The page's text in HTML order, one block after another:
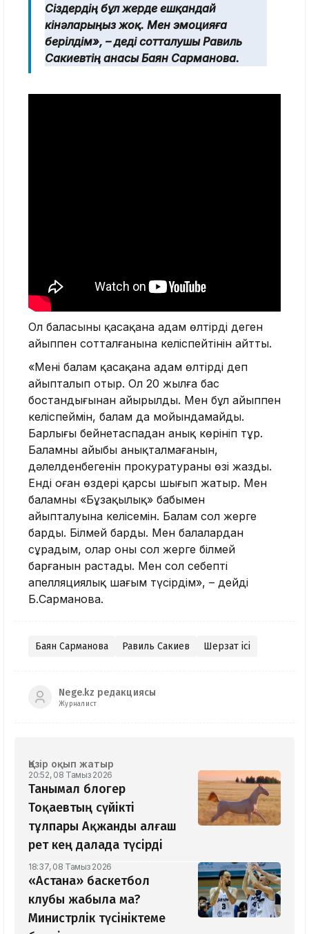
Сіздердің бұл жерде ешқандай
кінәларыңыз жоқ. Мен эмоцияға
берілдім», – деді сотталушы Равиль
Сакиевтің анасы Баян Сарманова.
Ол баласының қасақана адам өлтірді деген
айыппен сотталғанына келіспейтінін айтты.
«Менің балам қасақана адам өлтірді деп
айыпталып отыр. Ол 20 жылға бас
бостандығынан айырылды. Мен бұл айыппен
келіспеймін, балам да мойындамайды.
Барлығы бейнетаспадан анық көрініп тұр.
Баламның айыбы анықталмағанын,
дәлелденбегенін прокуратураның өзі жазды.
Енді оған өздері қарсы шығып жатыр. Мен
баламның «Бұзақылық» бабымен
айыпталуына келісемін. Балам сол жерге
барды. Білмей барды. Мен балалардан
сұрадым, олар оның сол жерге білмей
барғанын растады. Мен сол себепті
апелляциялық шағым түсірдім», – дейді
Б.Сарманова.
Баян Сарманова Равиль Сакиев Шерзат ісі
Nege.kz редакциясы
Журналист
Қазір оқып жатыр
20:52, 08 Тамыз 2026
Танымал блогер
Тоқаевтың сүйікті
тұлпары Ақжанды алғаш
рет кең далада түсірді
18:37, 08 Тамыз 2026
«Астана» баскетбол
клубы жабыла ма?
Министрлік түсініктеме